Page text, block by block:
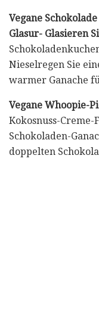
Vegane
Glasur- Glasieren
Nieselregen Sie
warmer Ganache
Vegane Whoopie-
Kokosnuss-
Schokoladen-
doppelten